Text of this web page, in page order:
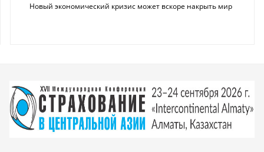
Новый экономический кризис может вскоре накрыть мир